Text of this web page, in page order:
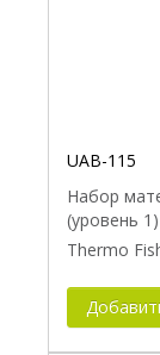
UAB-115
Набор
(уровень
Thermo